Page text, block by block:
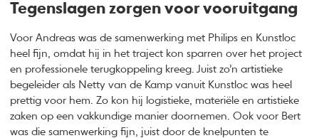
Tegenslagen zorgen voor vooruitgang
Voor Andreas was de samenwerking met Philips en Kunstloc
heel fijn, omdat hij in het traject kon sparren over het project
en professionele terugkoppeling kreeg. Juist zo’n artistieke
begeleider als Netty van de Kamp vanuit Kunstloc was heel
prettig voor hem. Zo kon hij logistieke, materiële en artistieke
zaken op een vakkundige manier doornemen. Ook voor Bert
was die samenwerking fijn, juist door de knelpunten te